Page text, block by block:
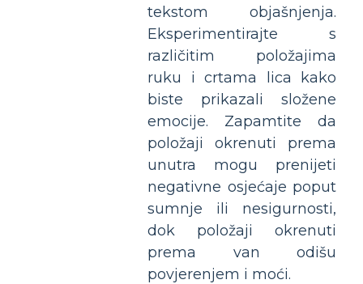
tekstom objašnjenja.
Eksperimentirajte s
različitim položajima
ruku i crtama lica kako
biste prikazali složene
emocije. Zapamtite da
položaji okrenuti prema
unutra mogu prenijeti
negativne osjećaje poput
sumnje ili nesigurnosti,
dok položaji okrenuti
prema van odišu
povjerenjem i moći.